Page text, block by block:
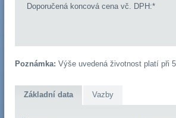
Doporučená koncová cena vč. DPH:*
Poznámka: Výše uvedená životnost platí při
Základní data Vazby